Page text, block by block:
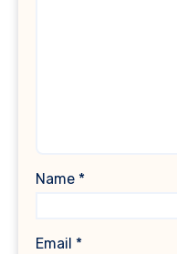
Name *
Email *